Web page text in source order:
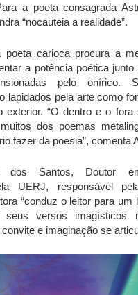
a poeta consagrada
“nocauteia a realidade”.
poeta carioca procura a
a potência poética junto
pelo onírico.
lapidados pela arte como
exterior. “O dentro e o fora
dos poemas
fazer da poesia”, comenta
dos Santos, Doutor
UERJ, responsável
“conduz o leitor para um
seus versos imagísticos
e imaginação se